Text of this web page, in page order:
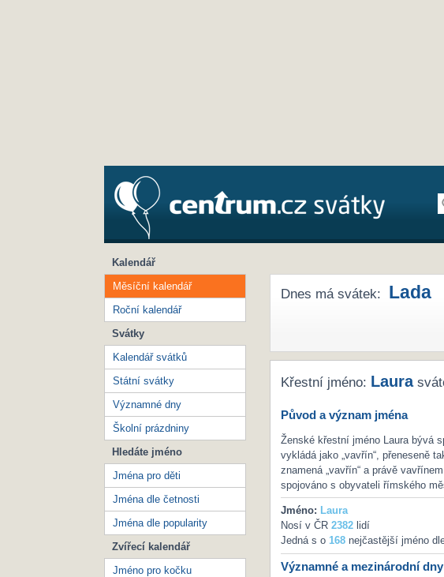
Dnes má svátek: Lada
Křestní jméno: Laura
Původ a význam jména
Ženské křestní jméno Laura bývá
vykládá jako „vavřín“, přeneseně
znamená „vavřín“ a právě
spojováno s obyvateli římského
Jméno: Laura
Nosí v ČR 2382lidí
Jedná s o 168nejčastější jméno
Významné a mezinárodní
Kalendář
Měsíční kalendář
Roční kalendář
Svátky
Kalendář svátků
Státní svátky
Významné dny
Školní prázdniny
Hledáte jméno
Jména pro děti
Jména dle četnosti
Jména dle popularity
Zvířecí kalendář
Jméno pro kočku